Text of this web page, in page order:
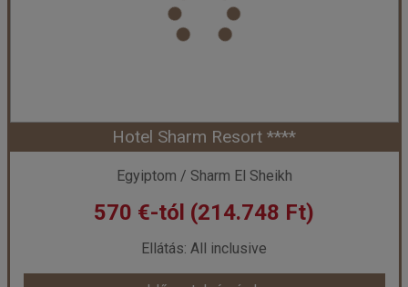
Hotel Sharm Resort ****
Egyiptom / Sharm El Sheikh
570 €-tól (214.748 Ft)
Ellátás: All inclusive